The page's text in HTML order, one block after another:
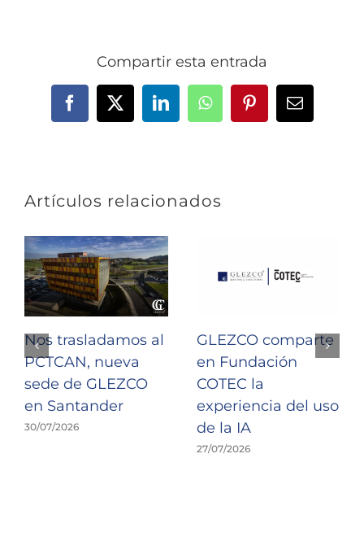
Compartir esta entrada
Facebook
X LinkedInWhatsAppPinterestCorreo
Artículos relacionados
Nos trasladamos al
PCTCAN, nueva
sede de GLEZCO
en Santander
30/07/2026
GLEZCO comparte
en Fundación
COTEC la
experiencia del uso
de la IA
27/07/2026